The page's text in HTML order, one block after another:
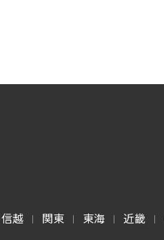
越 | 関東 | 東海 | 近畿 |